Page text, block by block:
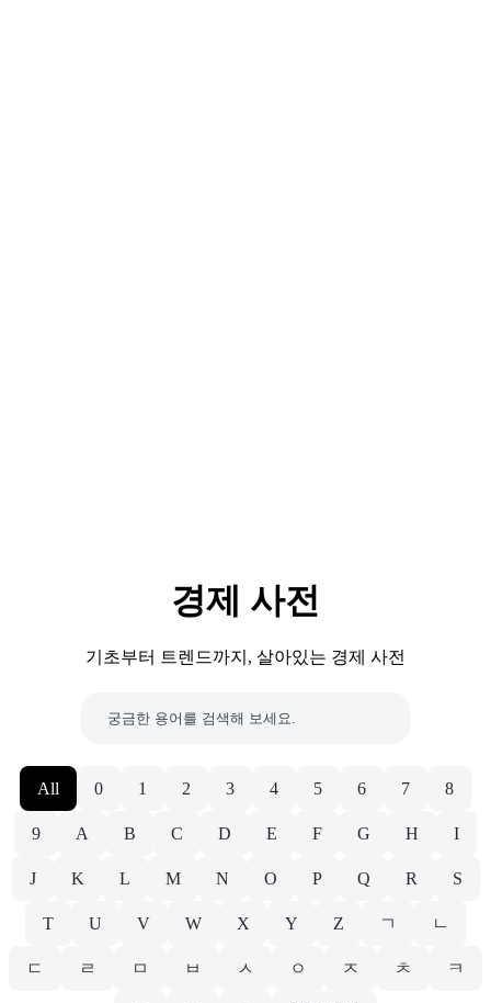
경제 사전
기초부터 트렌드까지, 살아있는 경제 사전
All 0 1 2 3 4 5 6 7 8
9 A B C D E F G H I
J K L M N O P Q R S
T U V W X Y Z ㄱ ㄴ
ㄷ ㄹ ㅁ ㅂ ㅅ ㅇ ㅈ ㅊ ㅋ